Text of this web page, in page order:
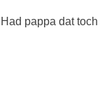
pappa dat